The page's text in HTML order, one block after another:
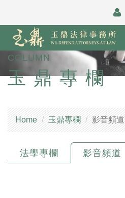
COLUMN
玉鼎專欄
Home 玉鼎專欄 影音頻道
法學專欄 影音頻道